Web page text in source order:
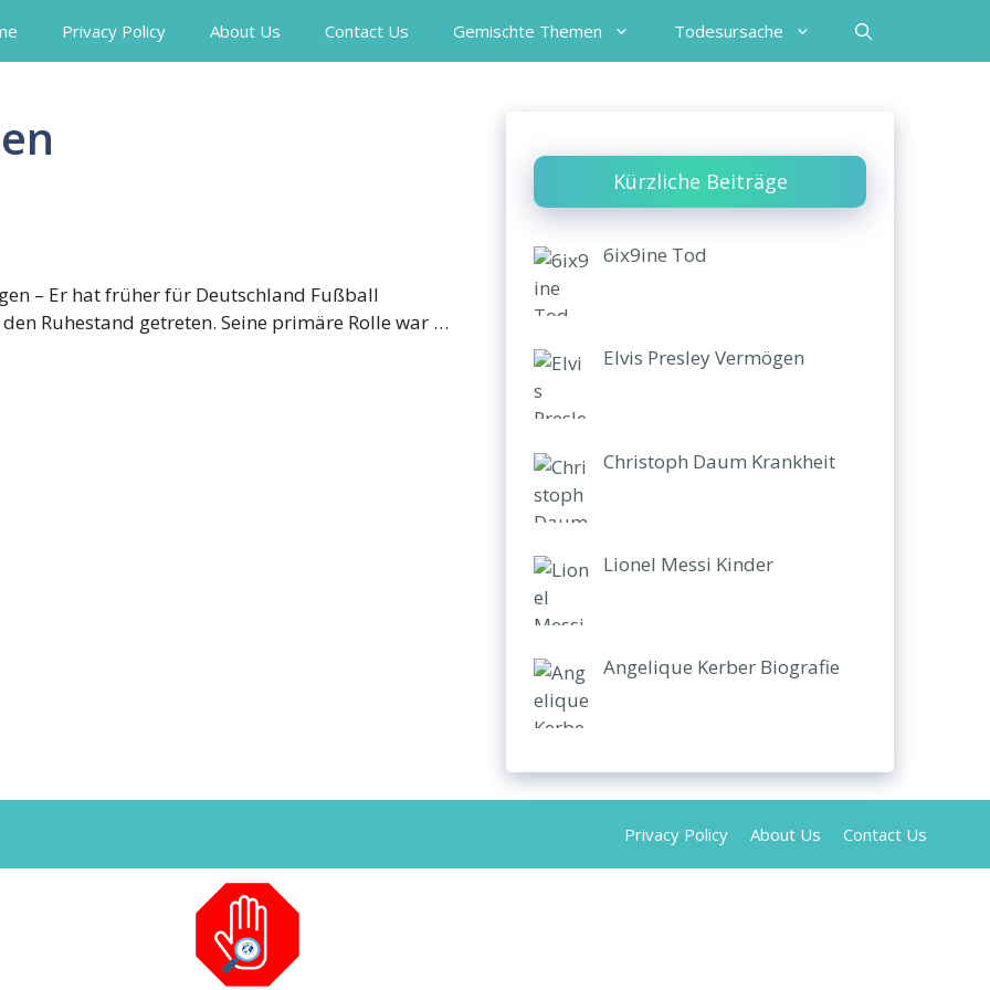
Privacy Policy About Us Contact Us Gemischte Themen Todesursache
– Er hat früher für Deutschland Fußball
Ruhestand getreten. Seine primäre Rolle war …
Kürzliche Beiträge
6ix9ine Tod
Elvis Presley Vermögen
Christoph Daum Krankheit
Lionel Messi Kinder
Angelique Kerber Biografie
Privacy Policy About Us Contact Us